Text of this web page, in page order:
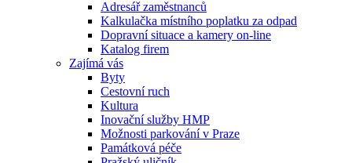
Adresář zaměstnanců
Kalkulačka místního poplatku za odpad
Dopravní situace a kamery on-line
Katalog firem
Zajímá vás
Byty
Cestovní ruch
Kultura
Inovační služby HMP
Možnosti parkování v Praze
Památková péče